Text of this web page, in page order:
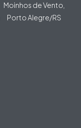
Moinhos de Vento,
Porto Alegre/RS